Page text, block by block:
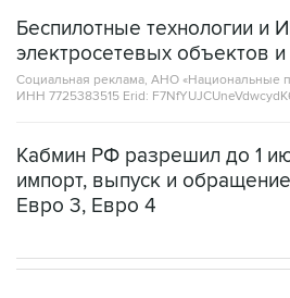
Беспилотные технологии и
электросетевых объектов
Социальная реклама, АНО «Национальные
ИНН 7725383515 Erid:
Кабмин РФ разрешил до 1
импорт, выпуск и
Евро 3, Евро 4